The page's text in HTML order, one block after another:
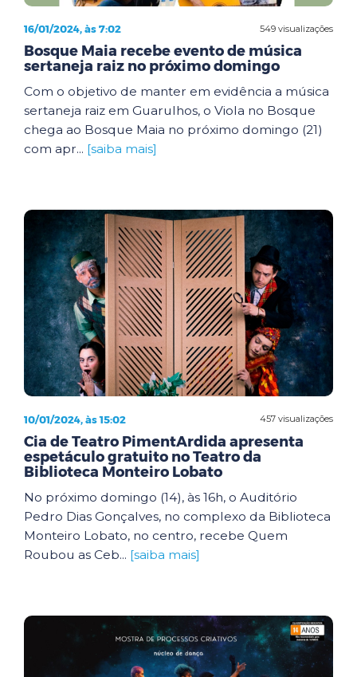
549 visualizações
16/01/2024, às 7:02
Bosque Maia recebe evento de música
sertaneja raiz no próximo domingo
Com o objetivo de manter em evidência a música
sertaneja raiz em Guarulhos, o Viola no Bosque
chega ao Bosque Maia no próximo domingo (21)
com apr... [saiba mais]
457 visualizações
10/01/2024, às 15:02
Cia de Teatro PimentArdida apresenta
espetáculo gratuito no Teatro da
Biblioteca Monteiro Lobato
No próximo domingo (14), às 16h, o Auditório
Pedro Dias Gonçalves, no complexo da Biblioteca
Monteiro Lobato, no centro, recebe Quem
Roubou as Ceb... [saiba mais]